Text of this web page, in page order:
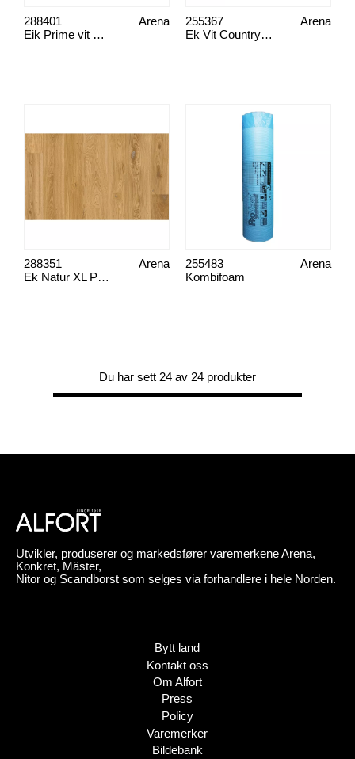
Eik Prime vit XL Plank
Arena
288401
Ek Vit Country XL Tilja
Arena
255367
Ek Natur XL Plank
Arena
288351
Kombifoam
Arena
255483
Du har sett 24 av 24 produkter
Utvikler, produserer og markedsfører varemerkene Arena,
Konkret, Mäster,
Nitor og Scandborst som selges via forhandlere i hele Norden.
Bytt land
Kontakt oss
Om Alfort
Press
Policy
Varemerker
Bildebank